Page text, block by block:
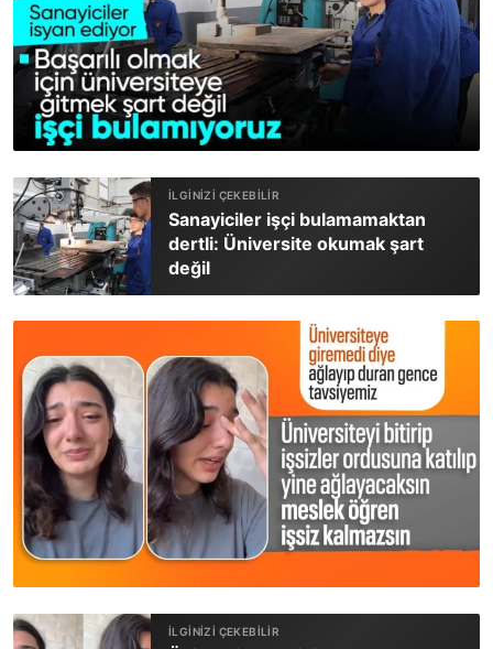
Sanayiciler işçi bulamamaktan
dertli: Üniversite okumak şart
değil